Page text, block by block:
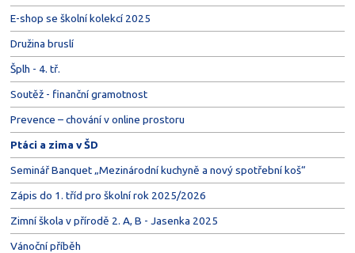
E-shop se školní kolekcí 2025
Družina bruslí
Šplh - 4. tř.
Soutěž - finanční gramotnost
Prevence – chování v online prostoru
Ptáci a zima v ŠD
Seminář Banquet „Mezinárodní kuchyně a nový spotřební koš“
Zápis do 1. tříd pro školní rok 2025/2026
Zimní škola v přírodě 2. A, B - Jasenka 2025
Vánoční příběh